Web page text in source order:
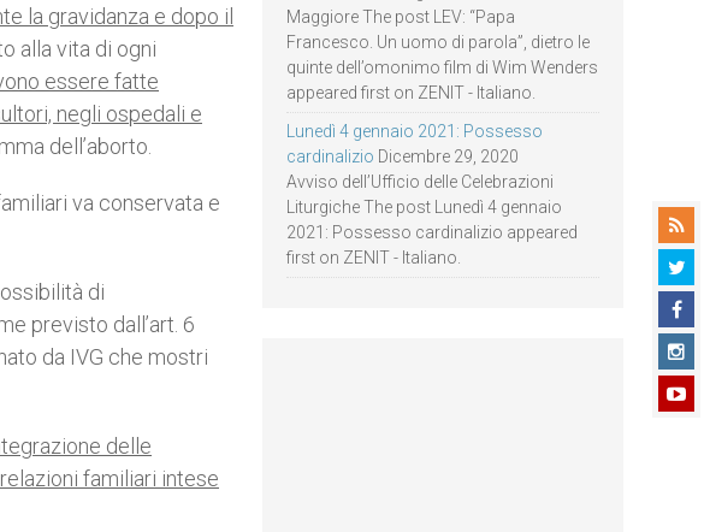
la gravidanza e dopo il
alla vita di ogni
essere fatte
negli ospedali e
dell’aborto.
va conservata e
di
previsto dall’art. 6
da IVG che mostri
delle
familiari intese
Maggiore The post LEV: “Papa
Francesco. Un uomo di parola”, dietro le
quinte dell’omonimo film di Wim Wenders
appeared first on ZENIT - Italiano.
Lunedì 4 gennaio 2021: Possesso
cardinalizio Dicembre 29, 2020
Avviso dell’Ufficio delle Celebrazioni
Liturgiche The post Lunedì 4 gennaio
2021: Possesso cardinalizio appeared
first on ZENIT - Italiano.